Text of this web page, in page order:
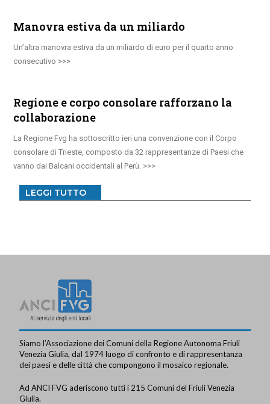
Manovra estiva da un miliardo
Un’altra manovra estiva da un miliardo di euro per il quarto anno
consecutivo
Regione e corpo consolare rafforzano la
collaborazione
La Regione Fvg ha sottoscritto ieri una convenzione con il Corpo
consolare di Trieste, composto da 32 rappresentanze di Paesi che
vanno dai Balcani occidentali al Perù.
LEGGI TUTTO
Siamo l’Associazione dei Comuni della Regione Autonoma Friuli
Venezia Giulia, dal 1974 luogo di confronto e di rappresentanza
dei paesi e delle città che compongono il mosaico regionale.
Ad ANCI FVG aderiscono tutti i 215 Comuni del Friuli Venezia
Giulia.